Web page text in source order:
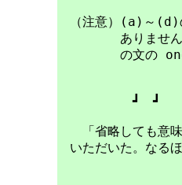
（注意）(a)～
ありません。実
の文の oneself
┛　┛　　┛　┛
「省略しても意味
いただいた。なる